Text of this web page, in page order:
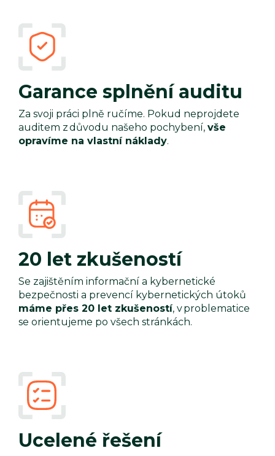
Garance splnění auditu
Za svoji práci plně ručíme. Pokud neprojdete
auditem z důvodu našeho pochybení, vše
opravíme na vlastní náklady.
20 let zkušeností
Se zajištěním informační a kybernetické
bezpečnosti a prevencí kybernetických útoků
máme přes 20 let zkušeností, v problematice
se orientujeme po všech stránkách.
Ucelené řešení